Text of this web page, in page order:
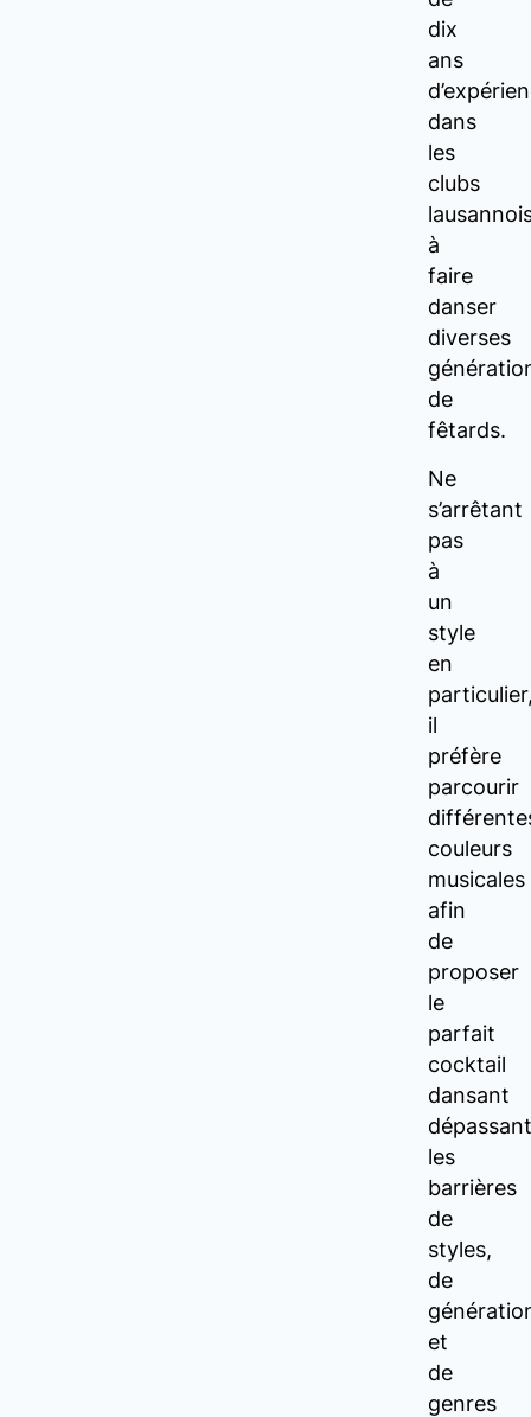
dix
ans
dans
les
clubs
à
faire
danser
diverses
de
fêtards.
Ne
s’arrêtant
pas
à
un
style
en
il
préfère
parcourir
couleurs
musicales
afin
de
proposer
le
parfait
cocktail
dansant
les
barrières
de
styles,
de
et
de
genres